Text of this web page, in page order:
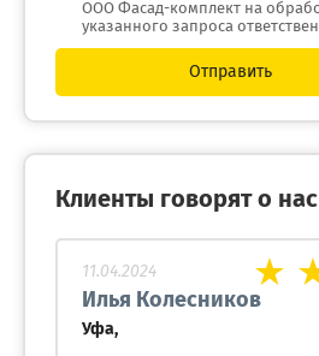
ООО Фасад-комплект на
указанного запроса
Отправить
Клиенты говорят о нас
11.04.2024
Илья Колесников
Уфа,